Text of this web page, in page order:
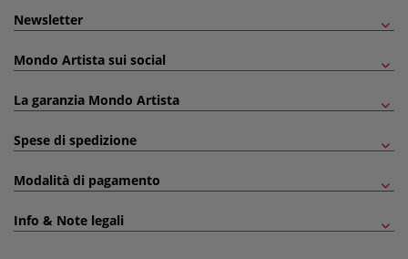
Newsletter
Mondo Artista sui social
La garanzia Mondo Artista
Spese di spedizione
Modalità di pagamento
Info & Note legali